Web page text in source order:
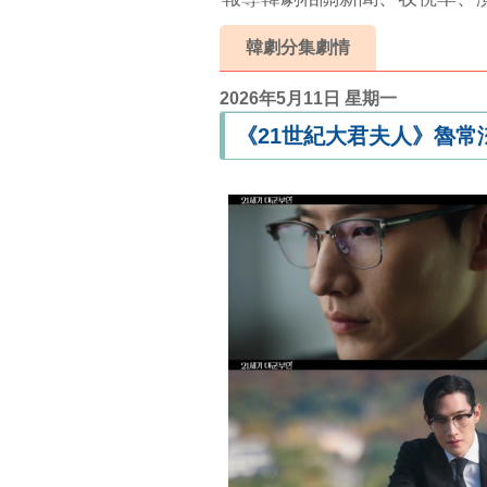
韓劇分集劇情
2026年5月11日 星期一
《21世紀大君夫人》魯